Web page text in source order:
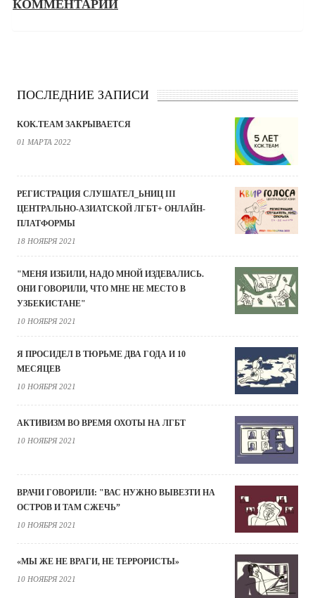
КОММЕНТАРИИ
ПОСЛЕДНИЕ ЗАПИСИ
KOK.TEAM ЗАКРЫВАЕТСЯ
01 МАРТА 2022
РЕГИСТРАЦИЯ СЛУШАТЕЛ_ЬНИЦ III
ЦЕНТРАЛЬНО-АЗИАТСКОЙ ЛГБТ+ ОНЛАЙН-
ПЛАТФОРМЫ
18 НОЯБРЯ 2021
"МЕНЯ ИЗБИЛИ, НАДО МНОЙ ИЗДЕВАЛИСЬ.
ОНИ ГОВОРИЛИ, ЧТО МНЕ НЕ МЕСТО В
УЗБЕКИСТАНЕ"
10 НОЯБРЯ 2021
Я ПРОСИДЕЛ В ТЮРЬМЕ ДВА ГОДА И 10
МЕСЯЦЕВ
10 НОЯБРЯ 2021
АКТИВИЗМ ВО ВРЕМЯ ОХОТЫ НА ЛГБТ
10 НОЯБРЯ 2021
ВРАЧИ ГОВОРИЛИ: "ВАС НУЖНО ВЫВЕЗТИ НА
ОСТРОВ И ТАМ СЖЕЧЬ”
10 НОЯБРЯ 2021
«МЫ ЖЕ НЕ ВРАГИ, НЕ ТЕРРОРИСТЫ»
10 НОЯБРЯ 2021